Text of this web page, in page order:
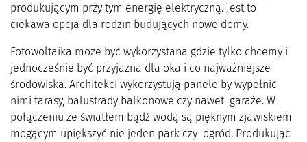
produkującym przy tym energię elektryczną. Jest to
ciekawa opcja dla rodzin budujących nowe domy.
Fotowoltaika może być wykorzystana gdzie tylko chcemy i
jednocześnie być przyjazna dla oka i co najważniejsze
środowiska. Architekci wykorzystują panele by wypełnić
nimi tarasy, balustrady balkonowe czy nawet garaże. W
połączeniu ze światłem bądź wodą są pięknym zjawiskiem
mogącym upiększyć nie jeden park czy ogród. Produkując